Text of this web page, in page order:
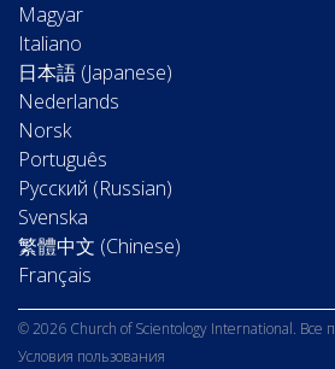
Magyar
Italiano
日本語 (Japanese)
Nederlands
Norsk
Português
Русский (Russian)
Svenska
繁體中文 (Chinese)
Français
© 2026 Church of Scientology International.
Условия пользования